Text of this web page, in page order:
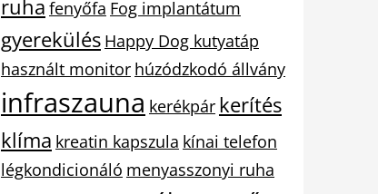
ruha fenyőfa Fog implantátum
gyerekülés Happy Dog kutyatáp
használt monitor húzódzkodó állvány
infraszauna kerékpár kerítés
klíma kreatin kapszula kínai telefon
légkondicionáló menyasszonyi ruha